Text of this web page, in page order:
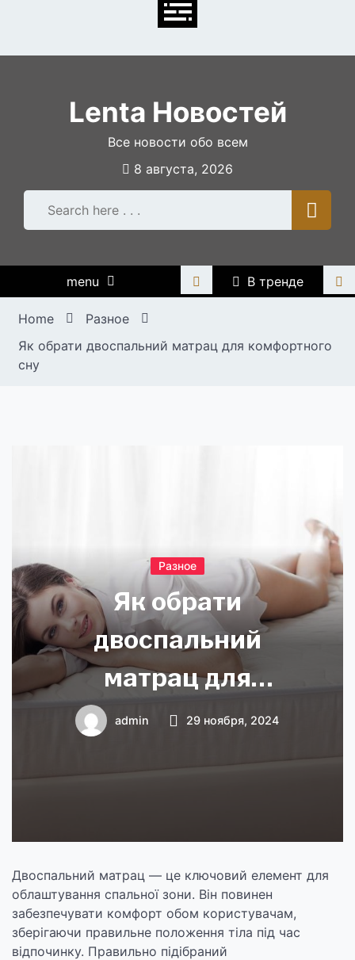
Lenta Новостей
Все новости обо всем
8 августа, 2026
menu В тренде
Home
Разное
Як обрати двоспальний матрац для комфортного
сну
Разное
Як обрати
двоспальний
матрац для
комфортного сну
admin 29 ноября, 2024
Двоспальний матрац — це ключовий елемент для
облаштування спальної зони. Він повинен
забезпечувати комфорт обом користувачам,
зберігаючи правильне положення тіла під час
відпочинку. Правильно підібраний